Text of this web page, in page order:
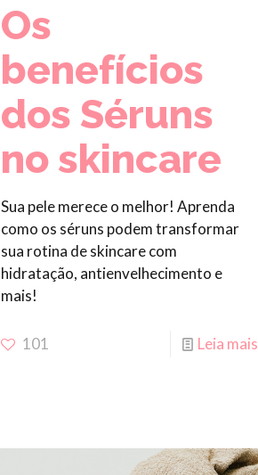
Os
benefícios
dos Séruns
no skincare
Sua pele merece o melhor! Aprenda
como os séruns podem transformar
sua rotina de skincare com
hidratação, antienvelhecimento e
mais!
101 Leia mais